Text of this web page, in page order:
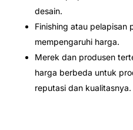
desain.
Finishing atau pelapisan
mempengaruhi harga.
Merek dan produsen
harga berbeda untuk
reputasi dan kualitasnya.